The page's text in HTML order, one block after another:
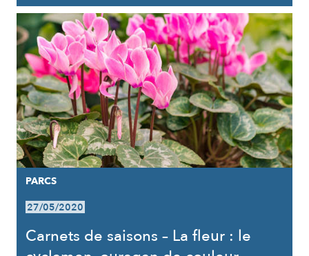
PARCS
27/05/2020
Carnets de saisons – La fleur : le